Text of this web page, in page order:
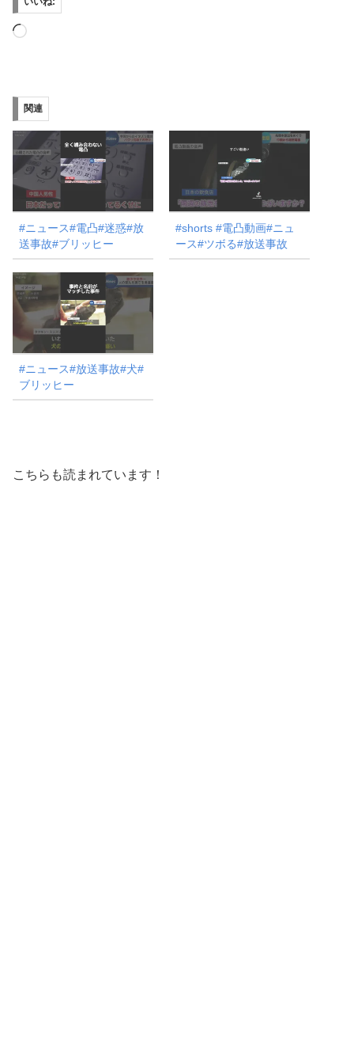
読
み
中…
関連
#ニュース#電凸#迷惑#放
送事故#ブリッヒー
#shorts #電凸動画#ニュ
ース#ツボる#放送事故
#ニュース#放送事故#犬#
ブリッヒー
こちらも読まれています！